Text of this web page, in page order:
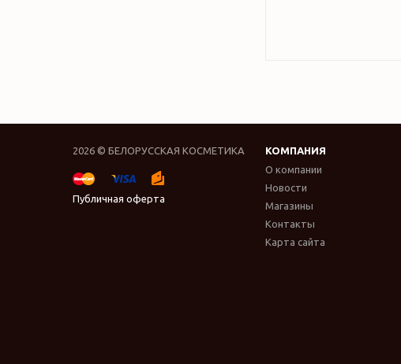
2026 © БЕЛОРУССКАЯ КОСМЕТИКА
Публичная оферта
КОМПАНИЯ
О компании
Новости
Магазины
Контакты
Карта сайта